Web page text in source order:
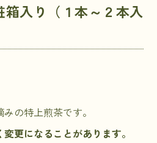
入り（１本～２本入
の特上煎茶です。
更になることがあります。